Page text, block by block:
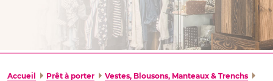
RECHERCHE
DE
PRODUITS
Accueil Prêt à porter
Vestes, Blousons, Manteaux & Trenchs